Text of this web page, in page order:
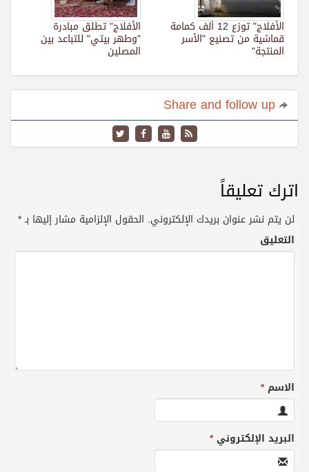
الأفلاج" تطلق مبادرة
"وطهر بيتي" للتباعد بين
المصلين
الأفلاج" توزع 12 ألف كمامة
قماشية من تصنيع "الأسر
المنتجة"
اترك تعليقاً
لن يتم نشر عنوان بريدك الإلكتروني. الحقول الإلزامية مشار إليها بـ*
التعليق
الاسم*
البريد الإلكتروني*